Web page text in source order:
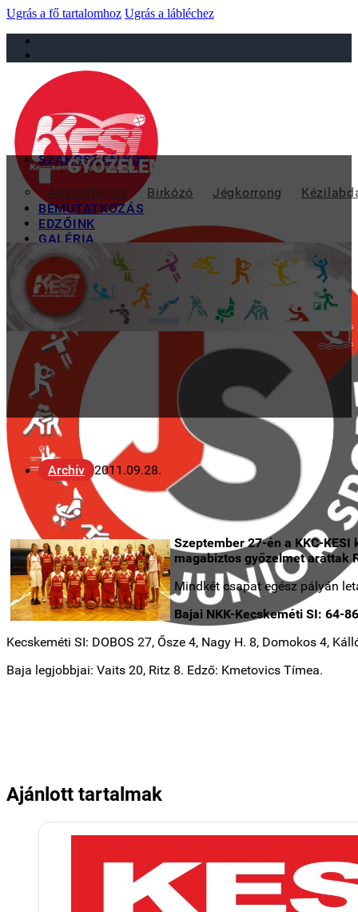
Ugrás a fő tartalomhoz Ugrás a lábléchez
sportiskola@juniorsportkft.hu
SZAKOSZTÁLYOK
Asztalitenisz Birkózó Jégkorrong
BEMUTATKOZÁS
EDZŐINK
GALÉRIA
TAO
KAPCSOLAT
GYŐZELEMMEL KEZDTEK A
Archív 2011.09.28.
Szeptember 27-én a KKC-
magabiztos győzelmet arattak
Mindkét csapat egész pályán
Bajai NKK-Kecskeméti SI: 64-
Kecskeméti SI: DOBOS 27, Ősze 4, Nagy H. 8, Domokos 4,
Baja legjobbjai: Vaits 20, Ritz 8. Edző: Kmetovics Tímea.
Ajánlott tartalmak